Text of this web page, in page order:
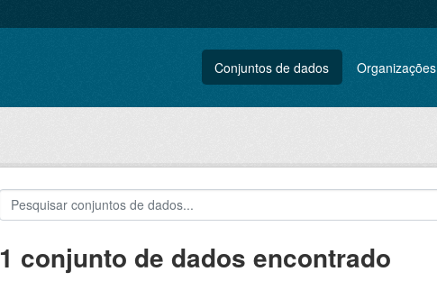
Conjuntos de dados Organizações
1 conjunto de dados encontrado